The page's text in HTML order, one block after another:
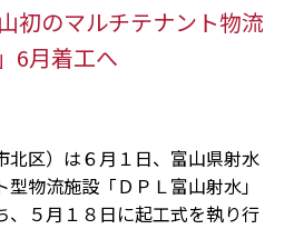
のマルチテナント物流
6月着工へ
区）は６月１日、富山県射水
物流施設「ＤＰＬ富山射水」
、５月１８日に起工式を執り行